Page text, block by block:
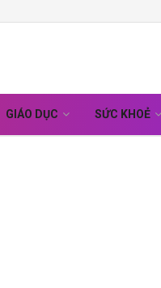
GIÁO DỤC SỨC KHOẺ